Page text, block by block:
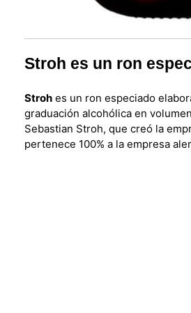
Stroh es un ron
Stroh es un ron especiado
graduación alcohólica en
Sebastian Stroh, que creó la
pertenece 100% a la empresa